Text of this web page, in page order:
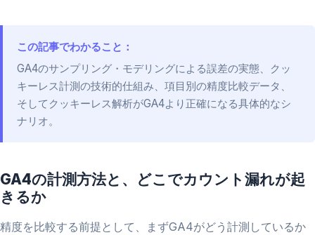
この記事でわかること：
GA4のサンプリング・モデリングによる誤差の実態、クッ
キーレス計測の技術的仕組み、項目別の精度比較データ、
そしてクッキーレス解析がGA4より正確になる具体的なシ
ナリオ。
GA4の計測方法と、どこでカウント漏れが起
きるか
精度を比較する前提として、まずGA4がどう計測しているか